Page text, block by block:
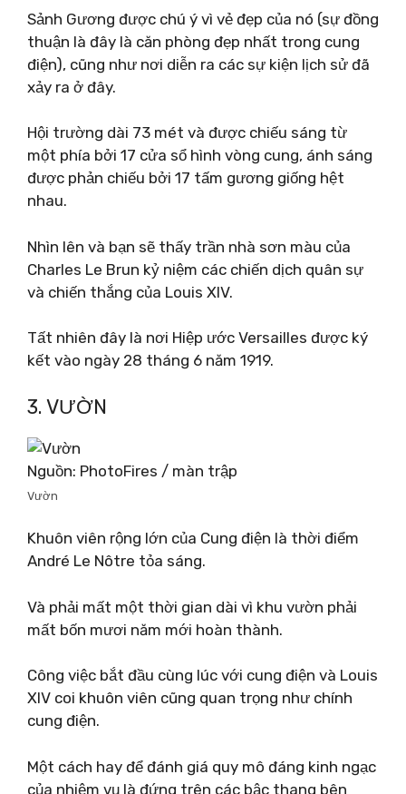
Sảnh Gương được chú ý vì vẻ đẹp của nó (sự đồng
thuận là đây là căn phòng đẹp nhất trong cung
điện), cũng như nơi diễn ra các sự kiện lịch sử đã
xảy ra ở đây.
Hội trường dài 73 mét và được chiếu sáng từ
một phía bởi 17 cửa sổ hình vòng cung, ánh sáng
được phản chiếu bởi 17 tấm gương giống hệt
nhau.
Nhìn lên và bạn sẽ thấy trần nhà sơn màu của
Charles Le Brun kỷ niệm các chiến dịch quân sự
và chiến thắng của Louis XIV.
Tất nhiên đây là nơi Hiệp ước Versailles được ký
kết vào ngày 28 tháng 6 năm 1919.
3. VƯỜN
Nguồn: PhotoFires / màn trập
Vườn
Khuôn viên rộng lớn của Cung điện là thời điểm
André Le Nôtre tỏa sáng.
Và phải mất một thời gian dài vì khu vườn phải
mất bốn mươi năm mới hoàn thành.
Công việc bắt đầu cùng lúc với cung điện và Louis
XIV coi khuôn viên cũng quan trọng như chính
cung điện.
Một cách hay để đánh giá quy mô đáng kinh ngạc
của nhiệm vụ là đứng trên các bậc thang bên